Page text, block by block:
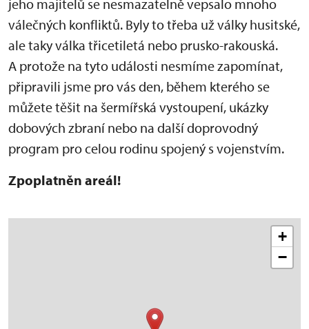
jeho majitelů se nesmazatelně vepsalo mnoho
válečných konfliktů. Byly to třeba už války husitské,
ale taky válka třicetiletá nebo prusko-rakouská.
A protože na tyto události nesmíme zapomínat,
připravili jsme pro vás den, během kterého se
můžete těšit na šermířská vystoupení, ukázky
dobových zbraní nebo na další doprovodný
program pro celou rodinu spojený s vojenstvím.
Zpoplatněn areál!
+
−